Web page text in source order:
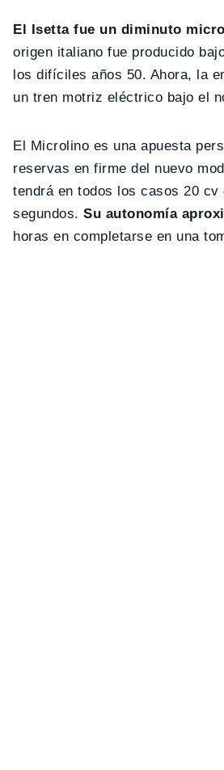
El Isetta fue un diminuto
origen italiano fue producido
los difíciles años 50. Ahora, la
un tren motriz eléctrico bajo el
El Microlino es una apuesta
reservas en firme del nuevo
tendrá en todos los casos 20
segundos.Su autonomía
horas en completarse en una